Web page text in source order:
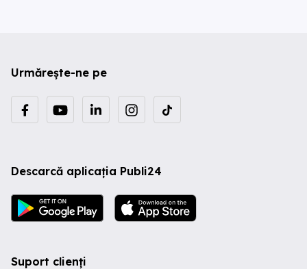
Urmărește-ne pe
Descarcă aplicația Publi24
Suport clienți